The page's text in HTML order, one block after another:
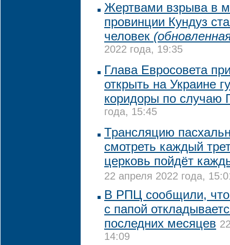
Жертвами взрыва в
провинции Кундуз
человек
2022 года, 19:35
Глава Евросовета
открыть на Украине
коридоры по случаю
года, 15:45
Трансляцию
смотреть каждый
церковь пойдёт
22 апреля 2022 года,
В РПЦ сообщили, что
с папой
последних месяцев
14:09